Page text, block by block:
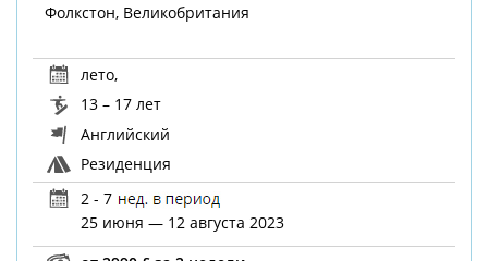
Фолкстон, Великобритания
лето,
13 – 17 лет
Английский
Резиденция
2 - 7
25 июня — 12 августа 2023